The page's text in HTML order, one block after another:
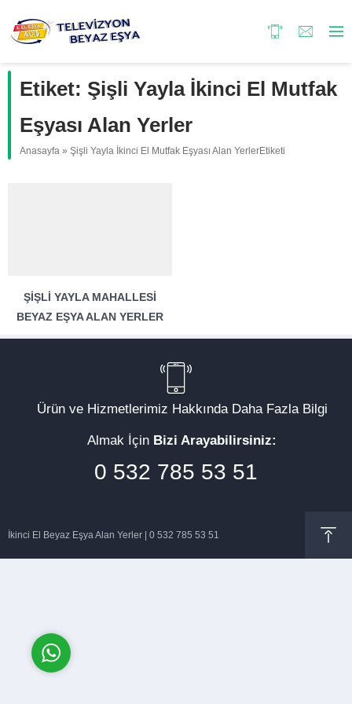
Etiket: Şişli Yayla İkinci El Mutfak
Eşyası Alan Yerler
Anasayfa » Şişli Yayla İkinci El Mutfak Eşyası Alan YerlerEtiketi
ŞIŞLI YAYLA MAHALLESI
BEYAZ EŞYA ALAN YERLER
Ürün ve Hizmetlerimiz Hakkında Daha Fazla Bilgi
Almak İçin Bizi Arayabilirsiniz:
0 532 785 53 51
İkinci El Beyaz Eşya Alan Yerler | 0 532 785 53 51